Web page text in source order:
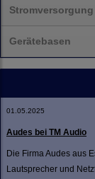
Stromversorgung
Gerätebasen
01.05.2025
Audes bei TM Audio
Die Firma Audes aus
Lautsprecher und